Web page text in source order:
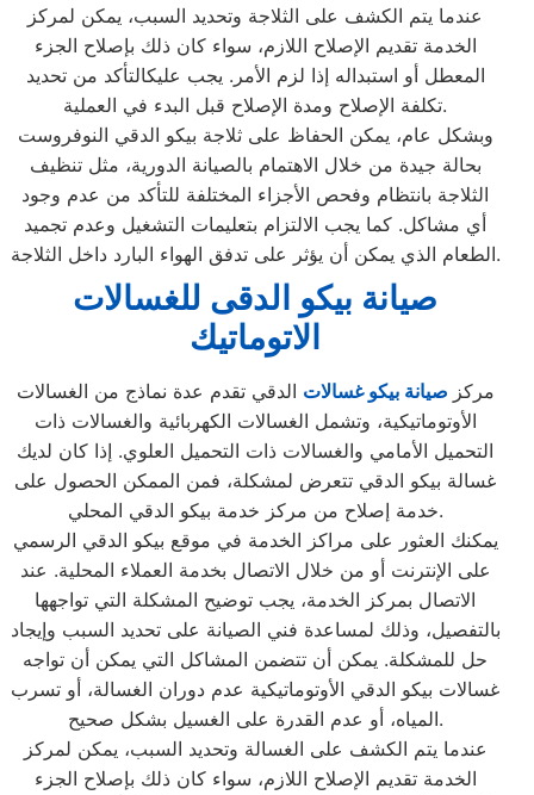
عندما يتم الكشف على الثلاجة وتحديد السبب، يمكن لمركز
الخدمة تقديم الإصلاح اللازم، سواء كان ذلك بإصلاح الجزء
المعطل أو استبداله إذا لزم الأمر. يجب عليكالتأكد من تحديد
تكلفة الإصلاح ومدة الإصلاح قبل البدء في العملية.
وبشكل عام، يمكن الحفاظ على ثلاجة بيكو الدقي النوفروست
بحالة جيدة من خلال الاهتمام بالصيانة الدورية، مثل تنظيف
الثلاجة بانتظام وفحص الأجزاء المختلفة للتأكد من عدم وجود
أي مشاكل. كما يجب الالتزام بتعليمات التشغيل وعدم تجميد
الطعام الذي يمكن أن يؤثر على تدفق الهواء البارد داخل الثلاجة.
صيانة بيكو الدقى للغسالات
الاتوماتيك
مركز صيانة بيكو غسالات الدقي تقدم عدة نماذج من الغسالات
الأوتوماتيكية، وتشمل الغسالات الكهربائية والغسالات ذات
التحميل الأمامي والغسالات ذات التحميل العلوي. إذا كان لديك
غسالة بيكو الدقي تتعرض لمشكلة، فمن الممكن الحصول على
خدمة إصلاح من مركز خدمة بيكو الدقي المحلي.
يمكنك العثور على مراكز الخدمة في موقع بيكو الدقي الرسمي
على الإنترنت أو من خلال الاتصال بخدمة العملاء المحلية. عند
الاتصال بمركز الخدمة، يجب توضيح المشكلة التي تواجهها
بالتفصيل، وذلك لمساعدة فني الصيانة على تحديد السبب وإيجاد
حل للمشكلة. يمكن أن تتضمن المشاكل التي يمكن أن تواجه
غسالات بيكو الدقي الأوتوماتيكية عدم دوران الغسالة، أو تسرب
المياه، أو عدم القدرة على الغسيل بشكل صحيح.
عندما يتم الكشف على الغسالة وتحديد السبب، يمكن لمركز
الخدمة تقديم الإصلاح اللازم، سواء كان ذلك بإصلاح الجزء